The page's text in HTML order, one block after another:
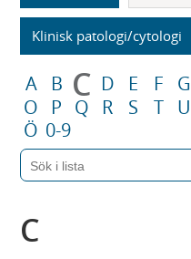
Klinisk patologi/cytologi
A B C D E F G
O
P Q R S T U
Ö 0-9
C